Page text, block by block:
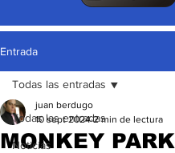
Entrada
Todas las entradas
Noticias
Todas las entradas
MONKEY PARK
juan berdugo
10 sept 2024 2 min de lectura